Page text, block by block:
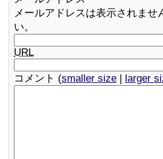
メールアドレスは表示されま
い。
URL
コメント (smaller size | larger